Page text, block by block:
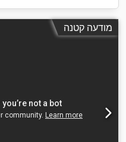
מודעה קטנה